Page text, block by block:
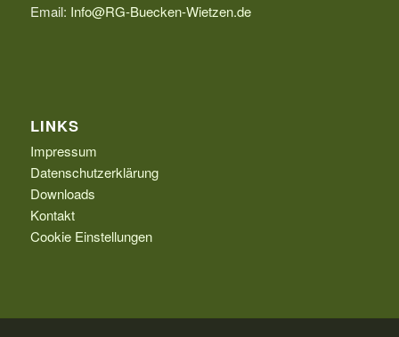
Email: Info@RG-Buecken-Wietzen.de
LINKS
Impressum
Datenschutzerklärung
Downloads
Kontakt
Cookie Einstellungen